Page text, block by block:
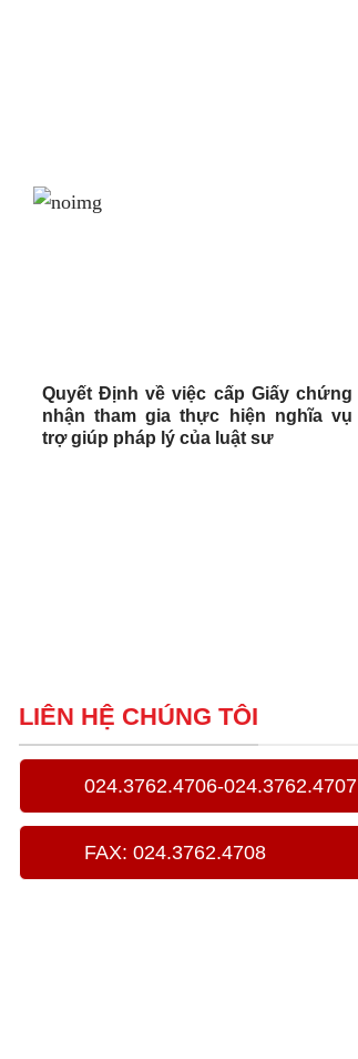
Quyết Định về việc cấp Giấy chứng
nhận tham gia thực hiện nghĩa vụ
trợ giúp pháp lý của luật sư
LIÊN HỆ CHÚNG TÔI
024.3762.4706-024.3762.4707
FAX: 024.3762.4708